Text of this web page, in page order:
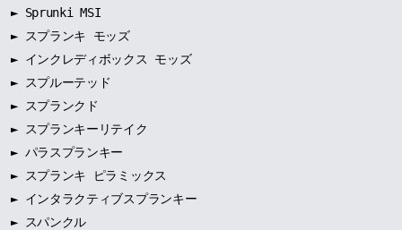
► Sprunki MSI
►
スプランキ モッズ
► インクレディボックス モッズ
►
スプルーテッド
►
スプランクド
►
スプランキーリテイク
► パラスプランキー
►
スプランキ ピラミックス
► インタラクティブスプランキー
►
スパンクル